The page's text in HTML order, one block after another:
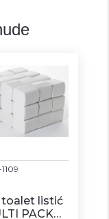
toalet listić
PACK